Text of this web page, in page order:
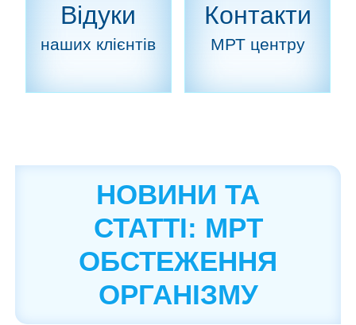
Відуки
наших клієнтів
Контакти
МРТ центру
НОВИНИ ТА
СТАТТІ: МРТ
ОБСТЕЖЕННЯ
ОРГАНІЗМУ